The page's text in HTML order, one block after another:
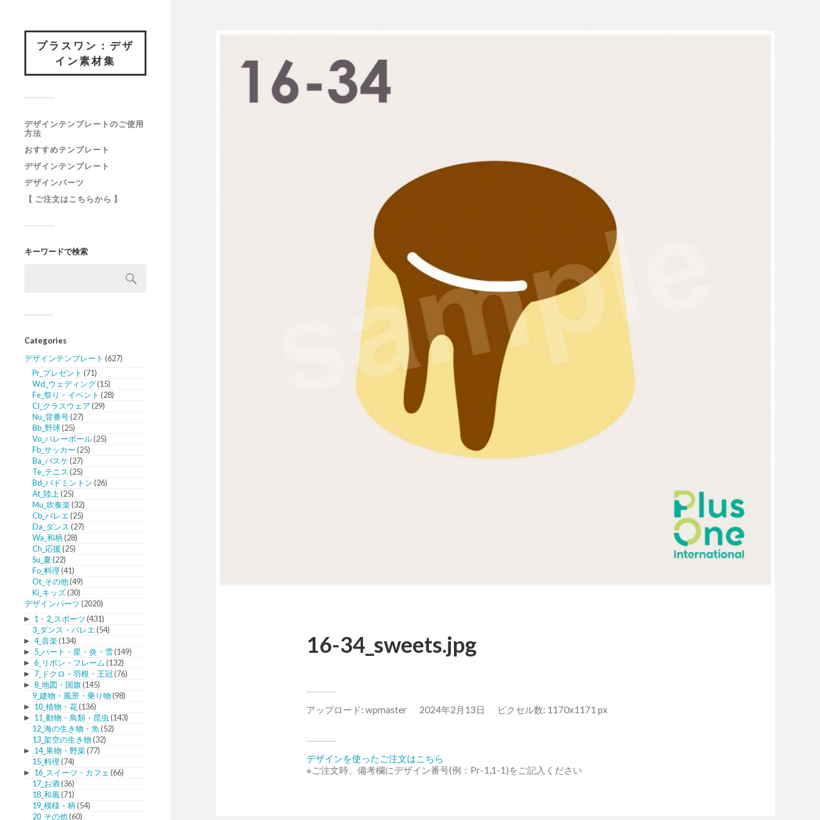
プラスワン：デザ
イン素材集
デザインテンプレートのご使用
方法
おすすめテンプレート
デザインテンプレート
デザインパーツ
【 ご注文はこちらから 】
キーワードで検索
Categories
デザインテンプレート (627)
Pr_プレゼント (71)
Wd_ウェディング(15)
Fe_祭り・イベント (28)
Cl_クラスウェア(29)
Nu_背番号(27)
Bb_野球(25)
Vo_バレーボール(25)
Fb_サッカー(25)
Ba_バスケ(27)
Te_テニス(25)
Bd_バドミントン(26)
At_陸上(25)
Mu_吹奏楽(32)
Cb_バレエ(25)
Da_ダンス(27)
Wa_和柄(28)
Ch_応援(25)
Su_夏(22)
Fo_料理(41)
Ot_その他(49)
Ki_キッズ(30)
デザインパーツ(2020)
► 1・2_スポーツ(431)
3_ダンス・バレエ(54)
► 4_音楽(134)
► 5_ハート・星・炎・雪(149)
► 6_リボン・フレーム(132)
► 7_ドクロ・羽根・王冠(76)
► 8_地図・国旗(145)
9_建物・風景・乗り物(98)
► 10_植物・花(136)
► 11_動物・鳥類・昆虫 (143)
12_海の生き物・魚 (52)
13_架空の生き物(32)
► 14_果物・野菜(77)
15_料理(74)
► 16_スイーツ・カフェ (66)
17_お酒(36)
18_和風(71)
19_模様・柄(54)
20_その他(60)
16-34_sweets.jpg
アップロード: wpmaster 2024年2月13日 ピクセル数: 1170x1171 px
デザインを使ったご注文はこちら
※ご注文時、備考欄にデザイン番号(例：Pr-1,1-1)をご記入ください